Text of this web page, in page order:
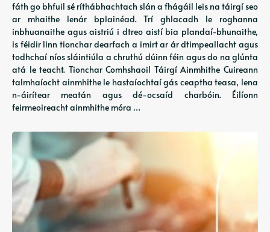
fáth go bhfuil sé ríthábhachtach slán a fhágáil leis na táirgí seo
ar mhaithe lenár bplainéad. Trí ghlacadh le roghanna
inbhuanaithe agus aistriú i dtreo aistí bia plandaí-bhunaithe,
is féidir linn tionchar dearfach a imirt ar ár dtimpeallacht agus
todhchaí níos sláintiúla a chruthú dúinn féin agus do na glúnta
atá le teacht. Tionchar Comhshaoil ​​Táirgí Ainmhithe Cuireann
talmhaíocht ainmhithe le hastaíochtaí gás ceaptha teasa, lena
n-áirítear meatán agus dé-ocsaíd charbóin. Éilíonn
feirmeoireacht ainmhithe móra …